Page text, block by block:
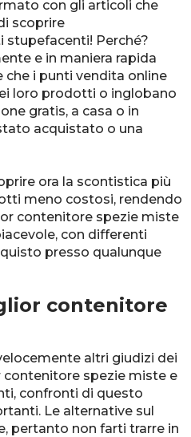
con gli articoli che
scoprire
Perché?
e in maniera rapida
i punti vendita online
loro prodotti o inglobano
gratis, a casa o in
acquistato o una
ora la scontistica più
meno costosi, rendendo
contenitore spezie miste
con differenti
presso qualunque
contenitore
altri giudizi dei
spezie miste e
confronti di questo
Le alternative sul
pertanto non farti trarre in